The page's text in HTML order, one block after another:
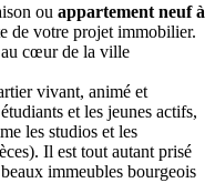
ou appartement neuf à
de votre projet immobilier.
cœur de la ville
vivant, animé et
et les jeunes actifs,
les studios et les
Il est tout autant prisé
immeubles bourgeois